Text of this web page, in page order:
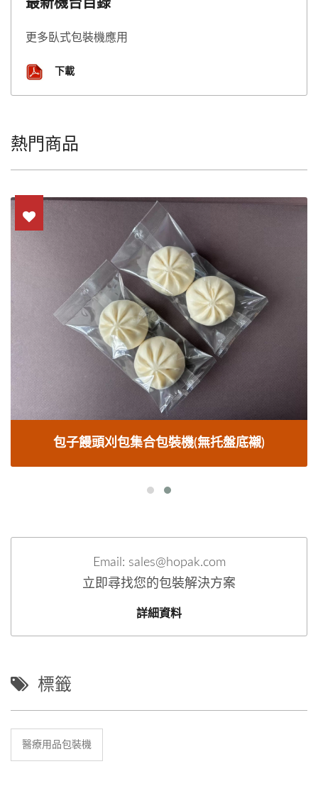
最新機台目錄
更多臥式包裝機應用
下載
熱門商品
包子饅頭刈包集合包裝機(無托盤底襯)
Email: sales@hopak.com
立即尋找您的包裝解決方案
詳細資料
標籤
醫療用品包裝機